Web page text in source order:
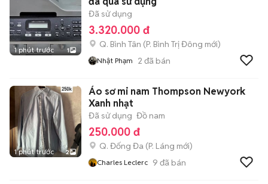
1 phút trước 1
Đã sử dụng
3.320.000 đ
Q. Bình Tân (P. Bình Trị Đông mới)
Nhật Phạm 2 đã bán
1 phút trước 2
Áo sơ mi nam Thompson Newyork
Xanh nhạt
Đã sử dụng Đồ nam
250.000 đ
Q. Đống Đa (P. Láng mới)
Charles Leclerc 9 đã bán